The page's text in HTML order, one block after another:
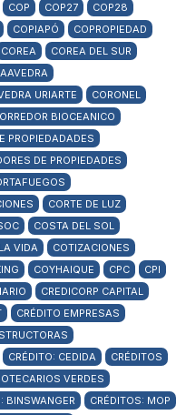
COP COP27
COP28
COPIAPÓ
COPROPIEDAD
COREA
COREA DEL SUR
URIARTE
CORONEL
BIOCEANICO
PROPIEDADADES
DE PROPIEDADES
CORTE DE LUZ
COSTA DEL SOL
VIDA
COTIZACIONES
COYHAIQUE CPC
CPI
CREDICORP CAPITAL
CRÉDITO EMPRESAS
CRÉDITO: CEDIDA
CRÉDITOS
VERDES
BINSWANGER CRÉDITOS: MOP